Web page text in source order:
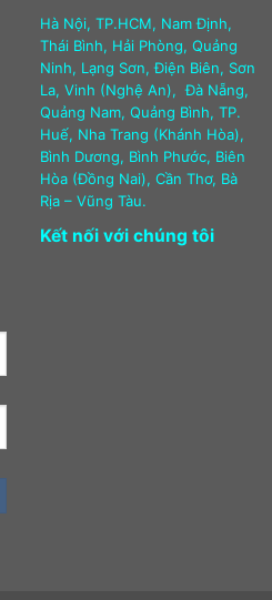
Hà Nội, TP.HCM, Nam Định,
Thái Bình, Hải Phòng, Quảng
Ninh, Lạng Sơn, Điện Biên, Sơn
La, Vinh (Nghệ An), Đà Nẵng,
Quảng Nam, Quảng Bình, TP.
Huế, Nha Trang (Khánh Hòa),
Bình Dương, Bình Phước, Biên
Hòa (Đồng Nai), Cần Thơ, Bà
Rịa – Vũng Tàu.
Kết nối với chúng tôi